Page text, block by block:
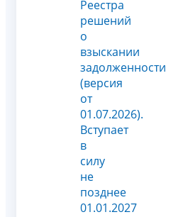
Реестра
решений
о
взыскании
задолженности
(версия
от
01.07.2026).
Вступает
в
силу
не
позднее
01.01.2027